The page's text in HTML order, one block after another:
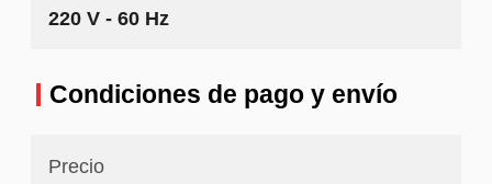
220 V - 60 Hz
Condiciones de pago y envío
Precio